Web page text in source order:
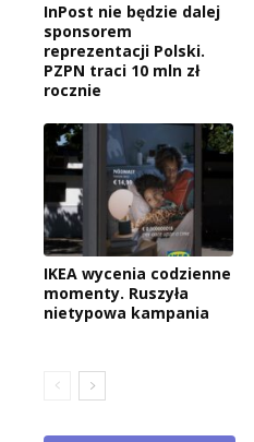
InPost nie będzie dalej
sponsorem
reprezentacji Polski.
PZPN traci 10 mln zł
rocznie
IKEA wycenia codzienne
momenty. Ruszyła
nietypowa kampania